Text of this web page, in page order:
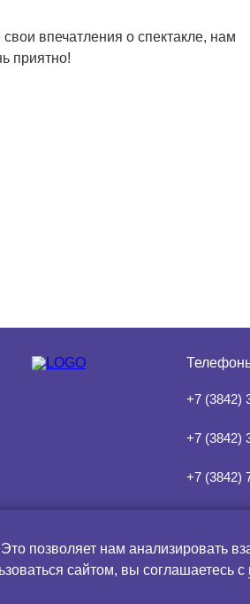
впечатления о спектакле, нам
приятно!
+7 (3842)
+7 (3842)
+7 (3842)
билетов Схема зрительного
позволяет нам анализировать
сайтом, вы соглашаетесь с